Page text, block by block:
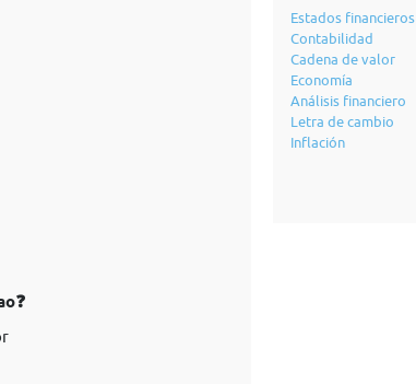
Estados financieros
Contabilidad
Cadena de valor
Economía
Análisis financiero
Letra de cambio
Inflación